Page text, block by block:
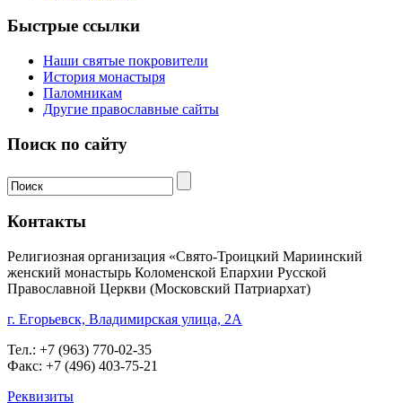
Быстрые ссылки
Наши святые покровители
История монастыря
Паломникам
Другие православные сайты
Поиск по сайту
Контакты
Религиозная организация «Свято-Троицкий Мариинский
женский монастырь Коломенской Епархии Русской
Православной Церкви (Московский Патриархат)
г. Егорьевск, Владимирская улица, 2А
Тел.: +7 (963) 770-02-35
Факс: +7 (496) 403-75-21
Реквизиты